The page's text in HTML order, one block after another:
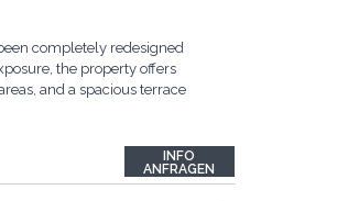
completely redesigned
the property offers
and a spacious terrace
INFO
ANFRAGEN